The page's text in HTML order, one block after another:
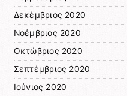
Δεκέμβριος 2020
Νοέμβριος 2020
Οκτώβριος 2020
Σεπτέμβριος 2020
Ιούνιος 2020